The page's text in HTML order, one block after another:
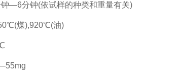
—6分钟(依试样的种类和重量有关)
煤),920℃(油)